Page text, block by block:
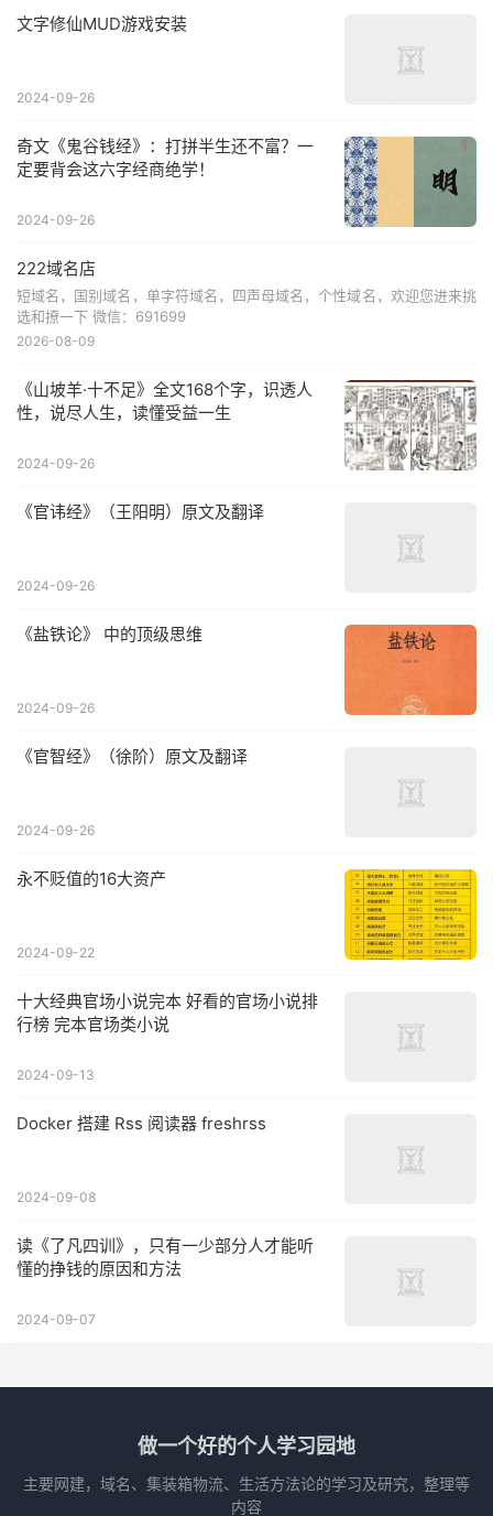
文字修仙MUD游戏安装
2024-09-26
奇文《鬼谷钱经》：打拼半生还不富？一
定要背会这六字经商绝学！
2024-09-26
222域名店
短域名，国别域名，单字符域名，四声母域名，个性域名，欢迎您进来挑
选和撩一下 微信：691699
2026-08-09
《山坡羊·十不足》全文168个字，识透人
性，说尽人生，读懂受益一生
2024-09-26
《官讳经》（王阳明）原文及翻译
2024-09-26
《盐铁论》 中的顶级思维
2024-09-26
《官智经》（徐阶）原文及翻译
2024-09-26
永不贬值的16大资产
2024-09-22
十大经典官场小说完本 好看的官场小说排
行榜 完本官场类小说
2024-09-13
Docker 搭建 Rss 阅读器 freshrss
2024-09-08
读《了凡四训》，只有一少部分人才能听
懂的挣钱的原因和方法
2024-09-07
做一个好的个人学习园地
主要网建，域名、集装箱物流、生活方法论的学习及研究，整理等
内容